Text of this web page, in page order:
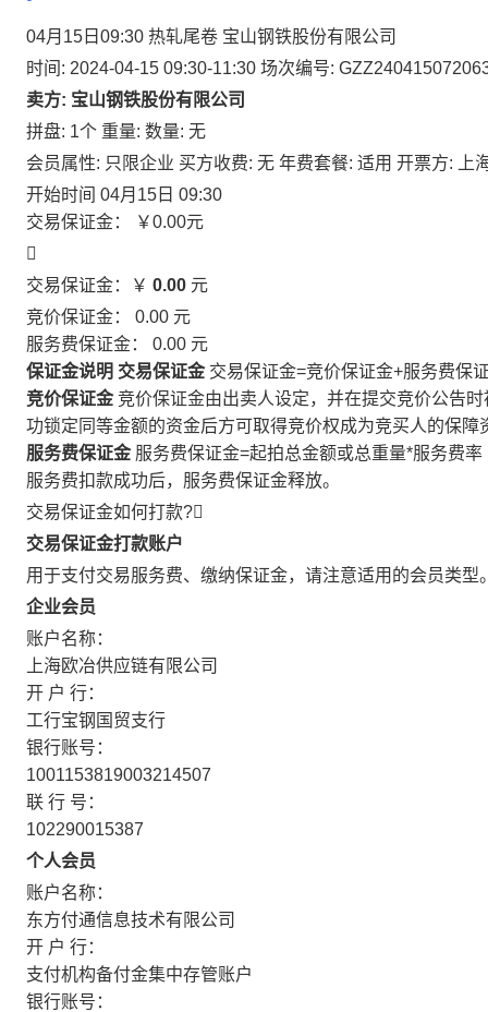
04月15日09:30 热轧尾卷 宝山钢铁股份有限公司
时间: 2024-04-15 09:30-11:30 场次编号:
卖方: 宝山钢铁股份有限公司
拼盘: 1个 重量: 数量: 无
会员属性: 只限企业 买方收费: 无 年费套餐: 适用 开票方: 上
开始时间 04月15日 09:30
交易保证金：
￥0.00元

交易保证金：￥ 0.00 元
竞价保证金： 0.00 元
服务费保证金： 0.00 元
保证金说明 交易保证金 交易保证金=竞价保证金+服务费保
竞价保证金 竞价保证金由出卖人设定，并在提交竞价公告
功锁定同等金额的资金后方可取得竞价权成为竞买人的保障
服务费保证金 服务费保证金=起拍总金额或总重量*服务费率
服务费扣款成功后，服务费保证金释放。
交易保证金如何打款?
交易保证金打款账户
用于支付交易服务费、缴纳保证金，请注意适用的会员类型
企业会员
账户名称：
上海欧冶供应链有限公司
开 户 行：
工行宝钢国贸支行
银行账号：
1001153819003214507
联 行 号：
102290015387
个人会员
账户名称：
东方付通信息技术有限公司
开 户 行：
支付机构备付金集中存管账户
银行账号：